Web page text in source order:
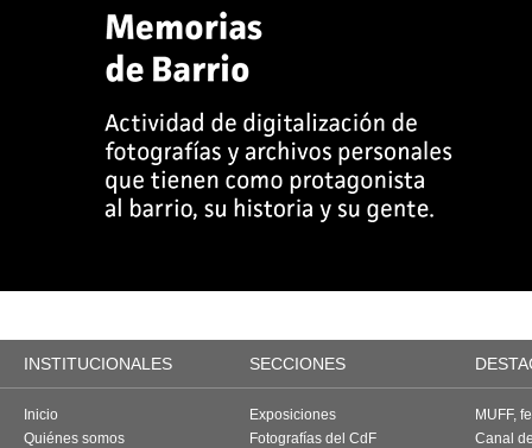
INSTITUCIONALES SECCIONES
Inicio
Quiénes somos
Exposiciones
Fotografías del CdF
MUFF,
Canal